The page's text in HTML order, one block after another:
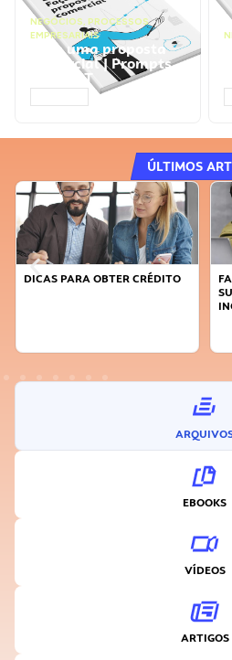
NEGÓCIOS, PROCESSOS
EMPRESARIAIS
Faça uma proposta
comercial | Prompts
ChatGPT
ÚLTIMOS
DICAS PARA OBTER CRÉDITO
EBOOKS
VÍDEOS
ARTIGOS